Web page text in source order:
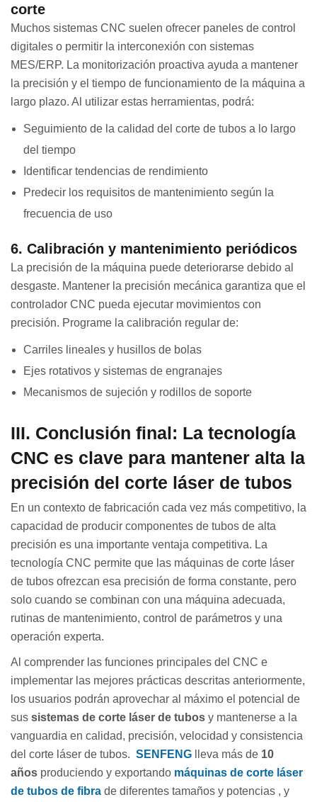
corte
Muchos sistemas CNC suelen ofrecer paneles de control
digitales o permitir la interconexión con sistemas
MES/ERP. La monitorización proactiva ayuda a mantener
la precisión y el tiempo de funcionamiento de la máquina a
largo plazo. Al utilizar estas herramientas, podrá:
Seguimiento de la calidad del corte de tubos a lo largo
del tiempo
Identificar tendencias de rendimiento
Predecir los requisitos de mantenimiento según la
frecuencia de uso
6. Calibración y mantenimiento periódicos
La precisión de la máquina puede deteriorarse debido al
desgaste. Mantener la precisión mecánica garantiza que el
controlador CNC pueda ejecutar movimientos con
precisión. Programe la calibración regular de:
Carriles lineales y husillos de bolas
Ejes rotativos y sistemas de engranajes
Mecanismos de sujeción y rodillos de soporte
III. Conclusión final: La tecnología
CNC es clave para mantener alta la
precisión del corte láser de tubos
En un contexto de fabricación cada vez más competitivo, la
capacidad de producir componentes de tubos de alta
precisión es una importante ventaja competitiva. La
tecnología CNC permite que las máquinas de corte láser
de tubos ofrezcan esa precisión de forma constante, pero
solo cuando se combinan con una máquina adecuada,
rutinas de mantenimiento, control de parámetros y una
operación experta.
Al comprender las funciones principales del CNC e
implementar las mejores prácticas descritas anteriormente,
los usuarios podrán aprovechar al máximo el potencial de
sus sistemas de corte láser de tubos y mantenerse a la
vanguardia en calidad, precisión, velocidad y consistencia
del corte láser de tubos. SENFENG lleva más de 10
años produciendo y exportando máquinas de corte láser
de tubos de fibra de diferentes tamaños y potencias , y